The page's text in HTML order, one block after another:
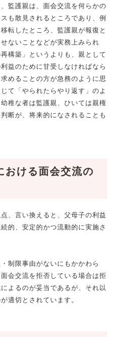
護親は、面会交流を何らかの
も散見されるところであり、例
転したところ、監護親が報復と
ないことなどが実務上みられ
構築」というよりも、親として
益のために甘受しなければなら
めることの方が急務のように思
て「やられたらやり返す」のよ
稚な者は監護親、ひいては親権
断が、将来的になされることも
ける面会交流の
言い換えると、父母子の利益
的、安定的かつ流動的に実施さ
限事由がないにもかかわら
会交流を拒否している場合は拒
よるのが妥当であるが、それ以
適切とされています。